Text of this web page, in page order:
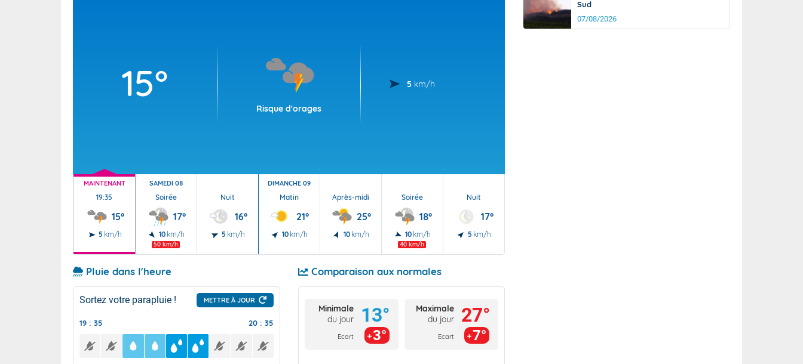
15°
Risque d'orages
5 km/h
MAINTENANT
19:35
15°
5 km/h
SAMEDI 08
Soirée
17°
10 km/h
50 km/h
Nuit
16°
5 km/h
DIMANCHE 09
Matin
21°
10 km/h
Après-midi
25°
10 km/h
Soirée
18°
10 km/h
40 km/h
Nuit
17°
5 km/h
Pluie dans l'heure
Sortez votre parapluie ! METTRE À JOUR
19 : 35 20 : 35
Comparaison aux normales
Minimale
du jour
Ecart
13°
3°
Maximale
du jour
Ecart
27°
7°
Sud
07/08/2026